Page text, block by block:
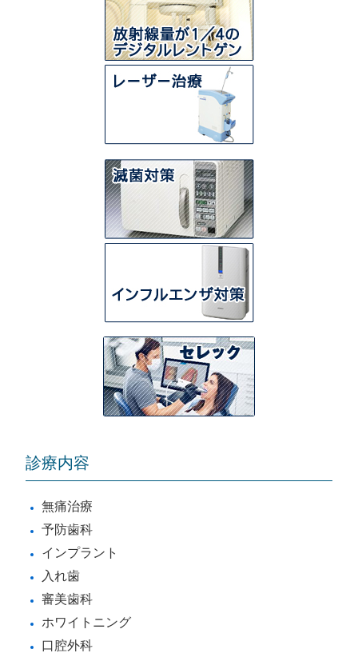
診療内容
無痛治療
予防歯科
インプラント
入れ歯
審美歯科
ホワイトニング
口腔外科